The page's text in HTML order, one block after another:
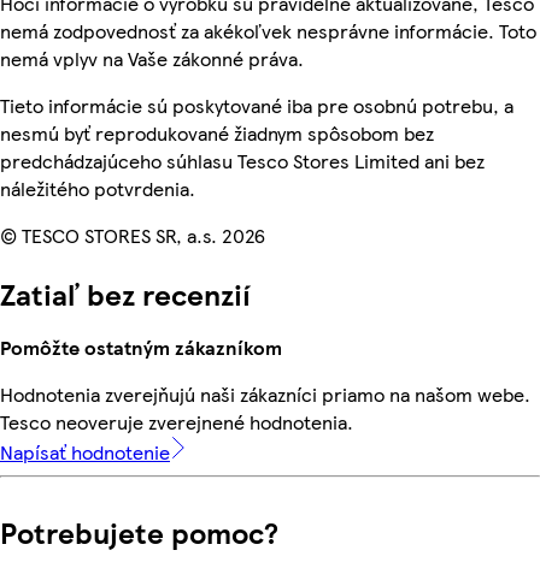
nemá zodpovednosť za akékoľvek nesprávne informácie. Toto
nemá vplyv na Vaše zákonné práva.
Tieto informácie sú poskytované iba pre osobnú potrebu, a
nesmú byť reprodukované žiadnym spôsobom bez
predchádzajúceho súhlasu Tesco Stores Limited ani bez
náležitého potvrdenia.
© TESCO STORES SR, a.s. 2026
Zatiaľ bez recenzií
Pomôžte ostatným zákazníkom
Hodnotenia zverejňujú naši zákazníci priamo na našom webe.
Tesco neoveruje zverejnené hodnotenia.
Napísať hodnotenie
Potrebujete pomoc?